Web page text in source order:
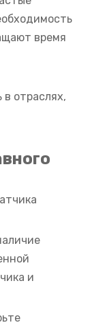
время
отраслях,
и